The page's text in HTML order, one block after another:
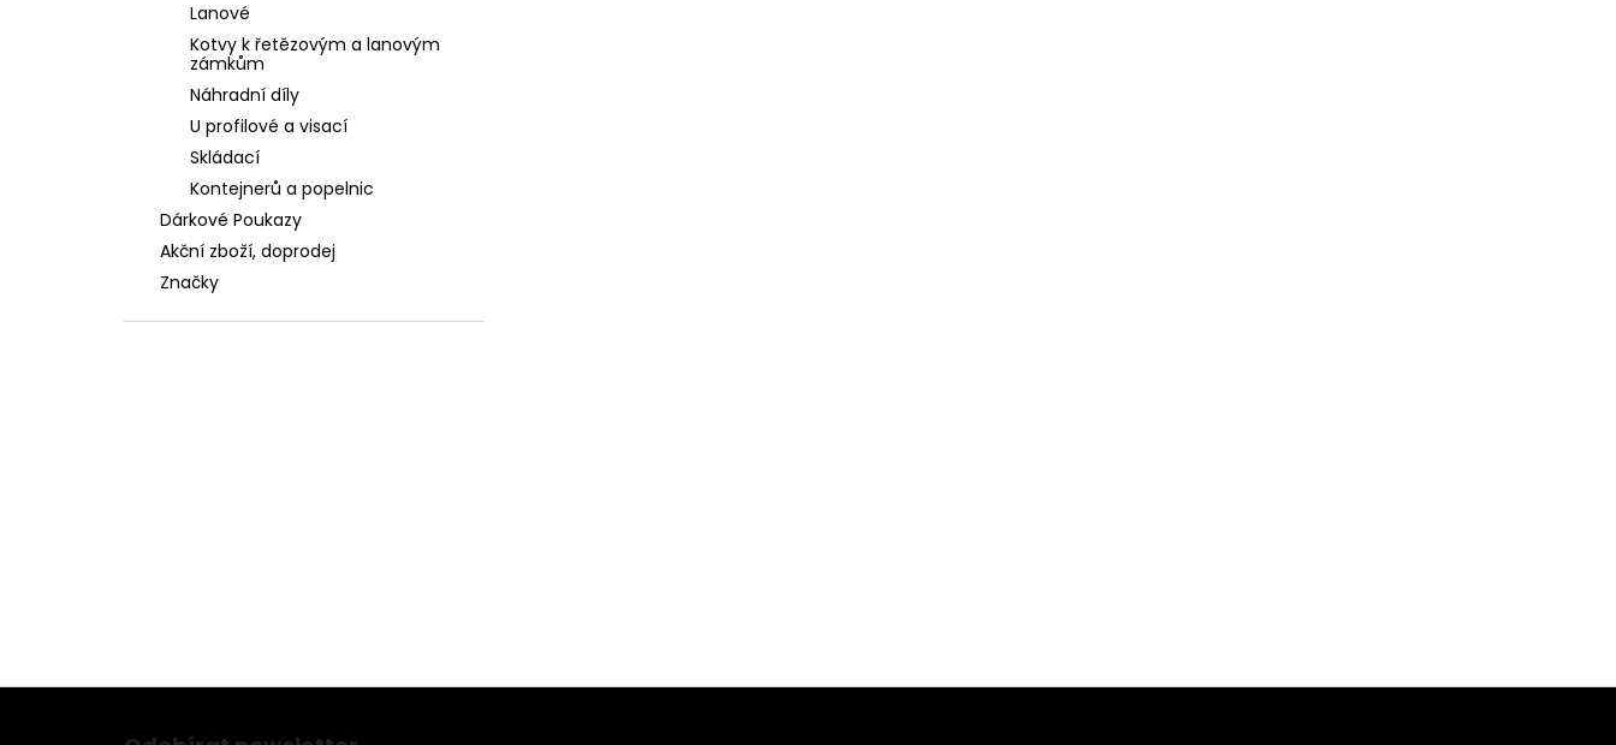
Lanové
Kotvy k řetězovým a lanovým
zámkům
Náhradní díly
U profilové a visací
Skládací
Kontejnerů a popelnic
Dárkové Poukazy
Akční zboží, doprodej
Značky
Z